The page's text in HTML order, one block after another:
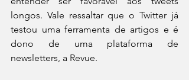
longos. Vale ressaltar que o Twitter já
testou uma ferramenta de artigos e é
dono de uma plataforma de
newsletters, a Revue.